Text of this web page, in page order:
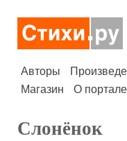
Авторы
Магазин
О портале
Слонёнок